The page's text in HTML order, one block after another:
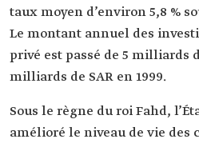
taux moyen d’environ 5,8 %
Le montant annuel des
privé est passé de 5 milliards
milliards de SAR en 1999.
Sous le règne du roi Fahd,
amélioré le niveau de vie des